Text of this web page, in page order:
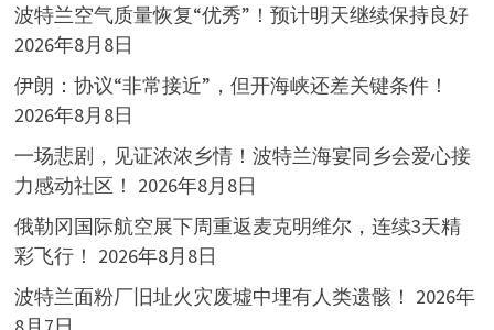
波特兰空气质量恢复“优秀”！预计明天继续保持良好
2026年8月8日
伊朗：协议“非常接近”，但开海峡还差关键条件！
2026年8月8日
一场悲剧，见证浓浓乡情！波特兰海宴同乡会爱心接
力感动社区！ 2026年8月8日
俄勒冈国际航空展下周重返麦克明维尔，连续3天精
彩飞行！ 2026年8月8日
波特兰面粉厂旧址火灾废墟中埋有人类遗骸！ 2026年